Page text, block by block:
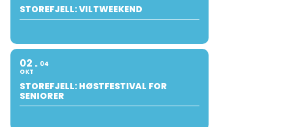
STOREFJELL: VILTWEEKEND
02
OKT
04
STOREFJELL: HØSTFESTIVAL FOR
SENIORER